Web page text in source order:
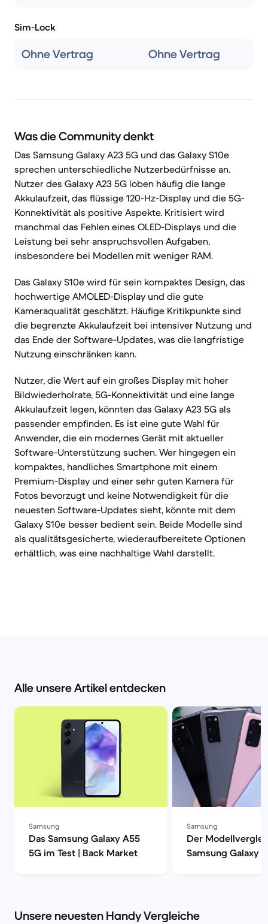
Sim-Lock
Ohne Vertrag Ohne Vertrag
Was die Community denkt
Das Samsung Galaxy A23 5G und das Galaxy S10e
sprechen unterschiedliche Nutzerbedürfnisse an.
Nutzer des Galaxy A23 5G loben häufig die lange
Akkulaufzeit, das flüssige 120-Hz-Display und die 5G-
Konnektivität als positive Aspekte. Kritisiert wird
manchmal das Fehlen eines OLED-Displays und die
Leistung bei sehr anspruchsvollen Aufgaben,
insbesondere bei Modellen mit weniger RAM.
Das Galaxy S10e wird für sein kompaktes Design, das
hochwertige AMOLED-Display und die gute
Kameraqualität geschätzt. Häufige Kritikpunkte sind
die begrenzte Akkulaufzeit bei intensiver Nutzung und
das Ende der Software-Updates, was die langfristige
Nutzung einschränken kann.
Nutzer, die Wert auf ein großes Display mit hoher
Bildwiederholrate, 5G-Konnektivität und eine lange
Akkulaufzeit legen, könnten das Galaxy A23 5G als
passender empfinden. Es ist eine gute Wahl für
Anwender, die ein modernes Gerät mit aktueller
Software-Unterstützung suchen. Wer hingegen ein
kompaktes, handliches Smartphone mit einem
Premium-Display und einer sehr guten Kamera für
Fotos bevorzugt und keine Notwendigkeit für die
neuesten Software-Updates sieht, könnte mit dem
Galaxy S10e besser bedient sein. Beide Modelle sind
als qualitätsgesicherte, wiederaufbereitete Optionen
erhältlich, was eine nachhaltige Wahl darstellt.
Alle unsere Artikel entdecken
Samsung
Das Samsung Galaxy A55
5G im Test | Back Market
Samsung
Der
Samsung Galaxy
Unsere neuesten Handy Vergleiche